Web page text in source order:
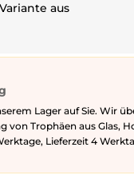
aus
Lager auf Sie. Wir
von Trophäen aus Glas,
Lieferzeit 4